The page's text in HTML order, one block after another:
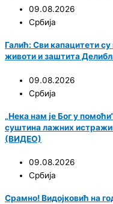
09.08.2026
Србија
Галић: Сви капацитети
животи и заштита
09.08.2026
Србија
„Нека нам је Бог у
суштина лажних
(ВИДЕО)
09.08.2026
Србија
Срамно! Видојковић на